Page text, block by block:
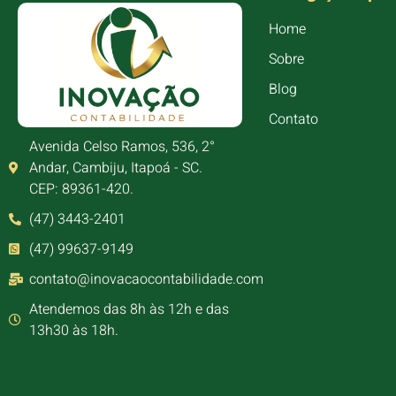
Avenida Celso Ramos, 536, 2°
Andar, Cambiju, Itapoá - SC.
CEP: 89361-420.
(47) 3443-2401
(47) 99637-9149
contato@inovacaocontabilidade.com
Atendemos das 8h às 12h e das
13h30 às 18h.
Home
Sobre
Blog
Contato